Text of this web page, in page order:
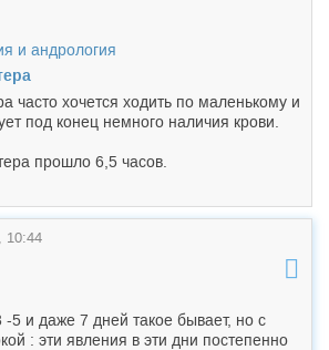
и андрология
часто хочется ходить по маленькому и
под конец немного наличия крови.
прошло 6,5 часов.
10:44
5 и даже 7 дней такое бывает, но с
: эти явления в эти дни постепенно